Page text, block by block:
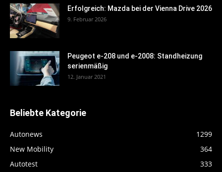
Erfolgreich: Mazda bei der Vienna Drive 2026
9. Februar 2026
Peugeot e-208 und e-2008: Standheizung
serienmäßig
12. Januar 2021
Beliebte Kategorie
Autonews
1299
New Mobility
364
Autotest
333